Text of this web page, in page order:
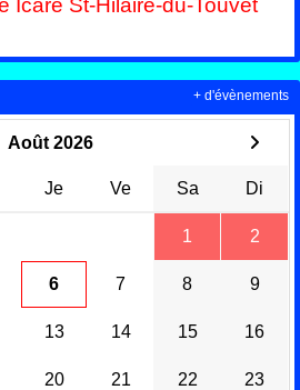
Icare St-Hilaire-du-Touvet
Août 2026
Je Ve Sa Di
1 2
6 7 8 9
13 14 15 16
20 21 22 23
+ d'évènements